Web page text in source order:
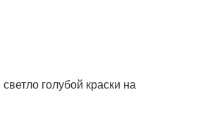
голубой краски на